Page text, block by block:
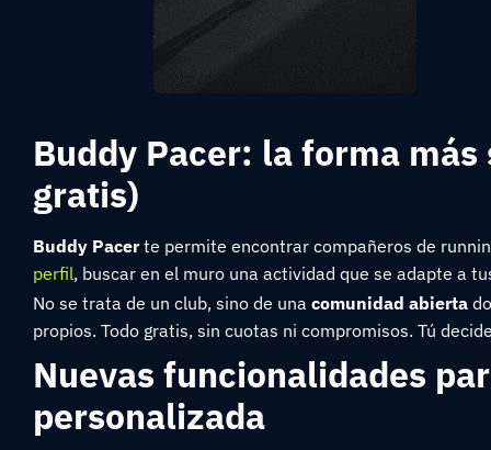
Buddy Pacer: la forma
gratis)
Buddy Pacerte permite encontrar compañeros de
perfil, buscar en el muro una actividad que se adapte a
No se trata de un club, sino de una comunidad abierta
propios. Todo gratis, sin cuotas ni compromisos. Tú
Nuevas funcionalidades
personalizada